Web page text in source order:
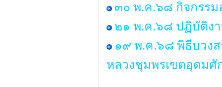
๓๐ พ.ค.๖๘ กิจกรรม
๒๑ พ.ค.๖๘ ปฏิบัติง
๑๙ พ.ค.๖๘ พิธีบวงส
หลวงชุมพรเขตอุดมศั